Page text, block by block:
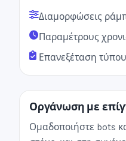
Διαμορφώσεις
Παραμέτρους
Επανεξέταση
Οργάνωση με
Ομαδοποιήστε bots